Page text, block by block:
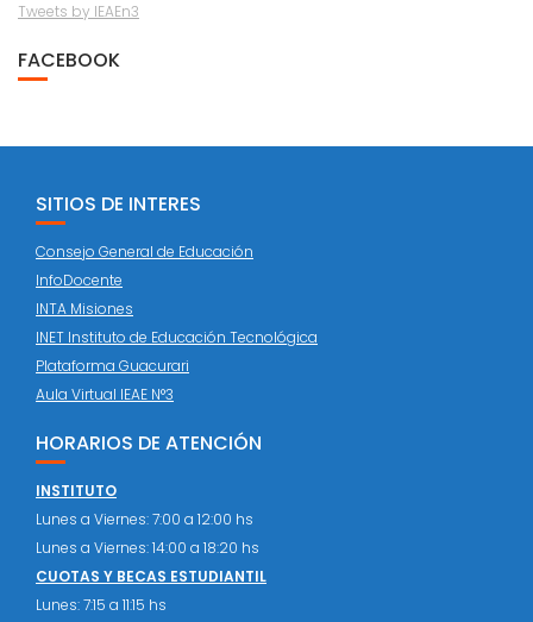
Tweets by IEAEn3
FACEBOOK
SITIOS DE INTERES
Consejo General de Educación
InfoDocente
INTA Misiones
INET Instituto de Educación Tecnológica
Plataforma Guacurari
Aula Virtual IEAE N°3
HORARIOS DE ATENCIÓN
INSTITUTO
Lunes a Viernes: 7:00 a 12:00 hs
Lunes a Viernes: 14:00 a 18:20 hs
CUOTAS Y BECAS ESTUDIANTIL
Lunes: 7:15 a 11:15 hs